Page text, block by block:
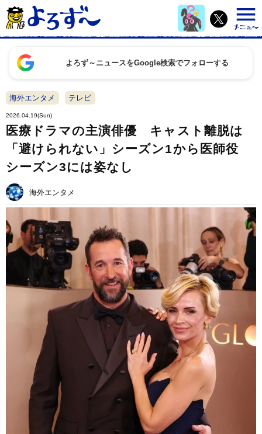
よろず～ニュースをGoogle検索でフォローする
海外エンタメ テレビ
2026.04.19(Sun)
医療ドラマの主演俳優 キャスト離脱は
「避けられない」シーズン1から医師役
シーズン3には姿なし
海外エンタメ